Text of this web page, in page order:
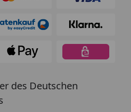
des Deutschen